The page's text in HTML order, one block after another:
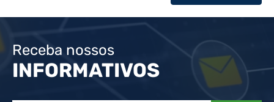
Receba nossos
INFORMATIVOS